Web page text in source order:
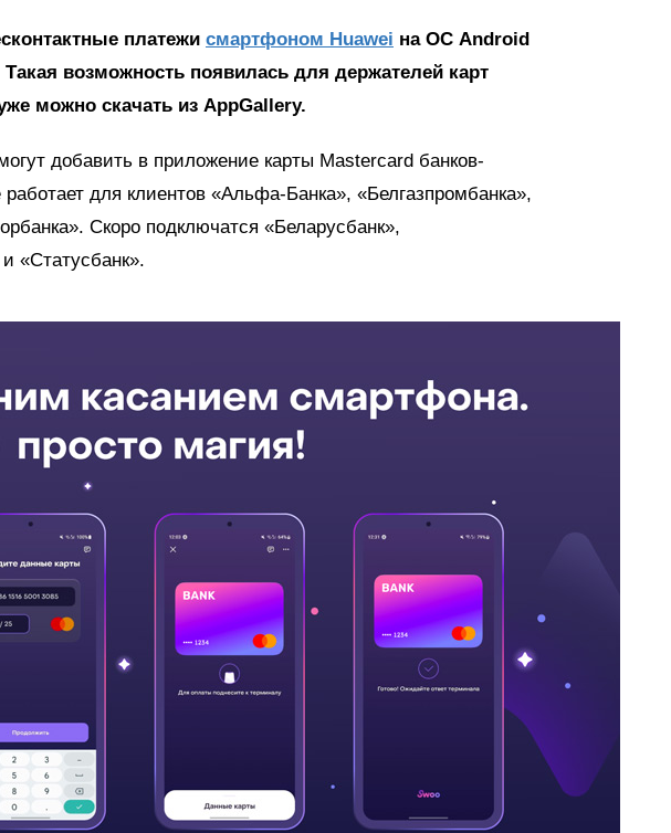
платежи смартфоном Huawei на ОС Android
возможность появилась для держателей карт
можно скачать из AppGallery.
добавить в приложение карты Masterсard банков-
для клиентов «Альфа-Банка», «Белгазпромбанка»,
Скоро подключатся «Беларусбанк»,
«Статусбанк».